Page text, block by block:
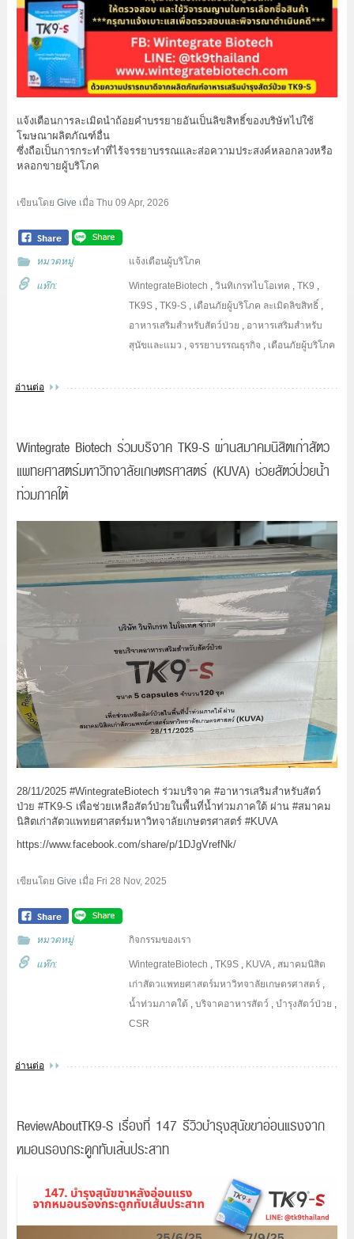
แจ้งเตือนการละเมิดนำถ้อยคำบรรยายอันเป็นลิขสิทธิ์ของบริษัทไปใช้
โฆษณาผลิตภัณฑ์อื่น
ซึ่งถือเป็นการกระทำที่ไร้จรรยาบรรณและส่อความประสงค์หลอกลวงหรือ
หลอกขายผู้บริโภค
เขียนโดย Give เมื่อ Thu 09 Apr, 2026
หมวดหมู่ แจ้งเตือนผู้บริโภค
แท๊ก: WintegrateBiotech ,วินทิเกรทไบโอเทค ,TK9
TK9S ,TK9-S เตือนภัยผู้บริโภค ละเมิดลิขสิทธิ์
อาหารเสริมสำหรับสัตว์ป่วย
อาหารเสริมสำหรับ
สุนัขและแมว
จรรยาบรรณธุรกิจ เตือนภัยผู้บริโภค
อ่านต่อ
Wintegrate Biotech ร่วมบริจาค TK9-S ผ่านสมาคมนิสิตเก่าสัตว
แพทยศาสตร์มหาวิทจาลัยเกษตรศาสตร์ (KUVA) ช่วยสัตว์ป่วยน้ำ
ท่วมภาคใต้
28/11/2025 #WintegrateBiotech ร่วมบริจาค #อาหารเสริมสำหรับสัตว์
ป่วย #TK9-S เพื่อช่วยเหลือสัตว์ป่วยในพื้นที่น้ำท่วมภาคใต้ ผ่าน #สมาคม
นิสิตเก่าสัตวแพทยศาสตร์มหาวิทจาลัยเกษตรศาสตร์ #KUVA
https://www.facebook.com/share/p/1DJgVrefNk/
เขียนโดย Give เมื่อ Fri 28 Nov, 2025
หมวดหมู่ กิจกรรมของเรา
แท๊ก: WintegrateBiotech ,TK9S , KUVA, สมาคมนิสิต
เก่าสัตวแพทยศาสตร์มหาวิทจาลัยเกษตรศาสตร์ ,
น้ำท่วมภาคใต้ ,บริจาคอาหารสัตว์ ,บำรุงสัตว์ป่วย ,
CSR
อ่านต่อ
ReviewAboutTK9-S เรื่องที่ 147 รีวิวบำรุงสุนัขขาอ่อนแรงจาก
หมอนรองกระดูกทับเส้นประสาท